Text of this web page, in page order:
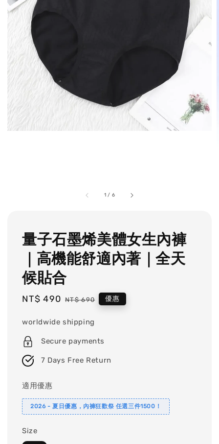
1 / 6
量子石墨烯美體女生內褲
｜高機能舒適內著｜全天
候貼合
Sale
NT$ 490 Regular
NT$ 690 優惠
worldwide shipping
Secure payments
7 Days Free Return
適用優惠
2026 - 夏日優惠，內褲狂歡祭 任選三件1500！
Size